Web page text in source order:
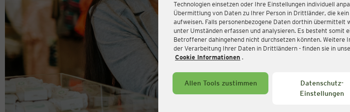
Technologien einsetzen oder Ihre Einstellungen individuell
Übermittlung von Daten zu Ihrer Person in Drittländer, die
aufweisen. Falls personenbezogene Daten dorthin übermittelt
unter Umständen erfassen und analysieren. Es besteht somit
Betroffener dahingehend nicht durchsetzen könnten. Weitere
der Verarbeitung Ihrer Daten in Drittländern - finden sie in
Cookie Informationen .
Allen Tools zustimmen
Datenschutz-
Einstellungen